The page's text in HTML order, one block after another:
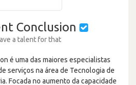
Conclusion
a talent for that
é uma das maiores especialistas
serviços na área de Tecnologia de
Focada no aumento da capacidade